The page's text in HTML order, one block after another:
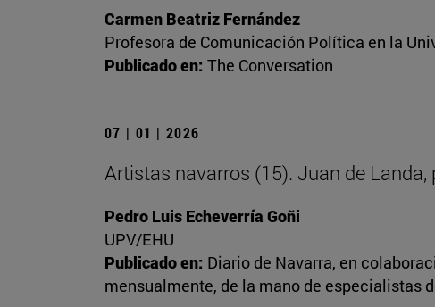
Carmen Beatriz Fernández
Profesora de Comunicación Política en la
Publicado en: The Conversation
07 | 01 | 2026
Artistas navarros (15). Juan de
Pedro Luis Echeverría Goñi
UPV/EHU
Publicado en: Diario de Navarra, en
mensualmente, de la mano de especialistas